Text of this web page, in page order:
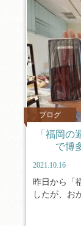
ブログ
「福岡
で博
2021.10.16
昨日から「
したが、お